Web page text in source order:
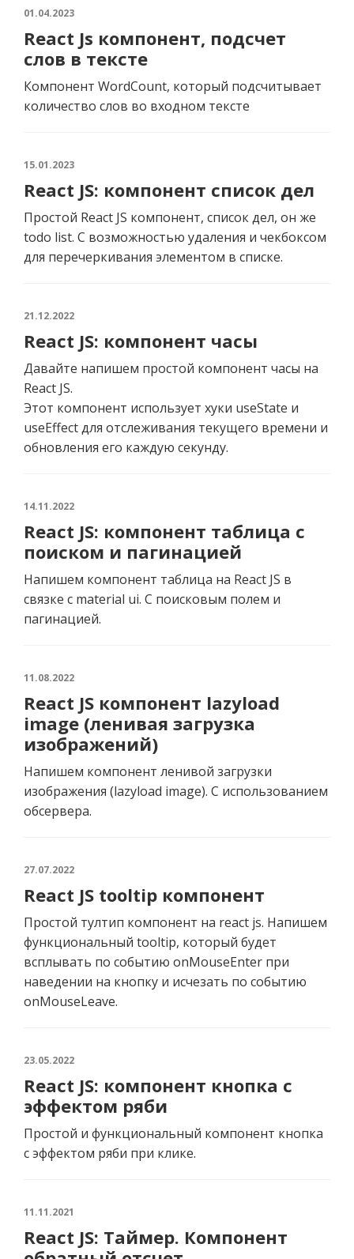
01.04.2023
React Js компонент, подсчет
слов в тексте
Компонент WordCount, который подсчитывает
количество слов во входном тексте
15.01.2023
React JS: компонент список дел
Простой React JS компонент, список дел, он же
todo list. С возможностью удаления и чекбоксом
для перечеркивания элементом в списке.
21.12.2022
React JS: компонент часы
Давайте напишем простой компонент часы на
React JS.
Этот компонент использует хуки useState и
useEffect для отслеживания текущего времени и
обновления его каждую секунду.
14.11.2022
React JS: компонент таблица с
поиском и пагинацией
Напишем компонент таблица на React JS в
связке с material ui. С поисковым полем и
пагинацией.
11.08.2022
React JS компонент lazyload
image (ленивая загрузка
изображений)
Напишем компонент ленивой загрузки
изображения (lazyload image). С использованием
обсервера.
27.07.2022
React JS tooltip компонент
Простой тултип компонент на react js. Напишем
функциональный tooltip, который будет
всплывать по событию onMouseEnter при
наведении на кнопку и исчезать по событию
onMouseLeave.
23.05.2022
React JS: компонент кнопка с
эффектом ряби
Простой и функциональный компонент кнопка
с эффектом ряби при клике.
11.11.2021
React JS: Таймер. Компонент